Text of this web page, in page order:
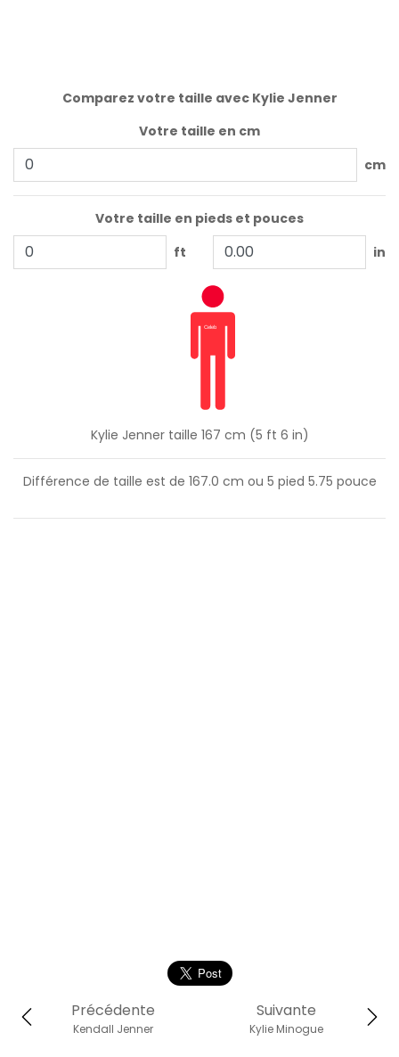
Comparez votre taille avec Kylie Jenner
Votre taille en cm
cm
Votre taille en pieds et pouces
ft
in
Kylie Jenner taille 167 cm (5 ft 6 in)
Différence de taille est de 167.0 cm ou 5 pied 5.75 pouce
Suivante
Kylie Minogue
Précédente
Kendall Jenner